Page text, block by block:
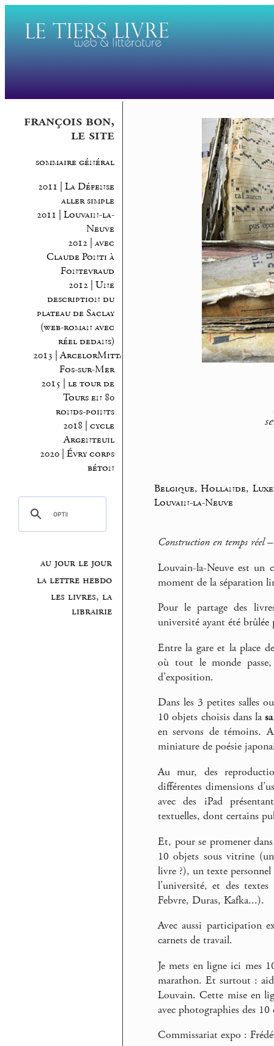
françois bon,
le site
sommaire général
2011 | La Défense
aller simple
2011 | Louvain-la-
Neuve
2012 | avec
Claude Ponti à
Fontevraud
2012 | Une
description du
plateau de Saclay
(web-roman avec
réel dedans)
2013 | ArcelorMittal
Fos-sur-Mer
2015 | le tour de
Tours en 80
ronds-points
2018 | cycle
Argenteuil
2020 | Évry corps
béton
au jour le jour
la lettre hebdo
les livres, la
librairie
Belgique, Hollande,
Louvain-la-Neuve
Construction en temps réel
Louvain-la-Neuve est un
moment de la séparation
Pour le partage des
université ayant été
Entre la gare et la place
où tout le monde
d’exposition.
Dans les 3 petites salles
10 objets choisis dans la
en servons de témoins.
miniature de poésie
Au mur, des
différentes dimensions
avec des iPad
textuelles, dont certains
Et, pour se promener
10 objets sous vitrine
livre ?), un texte
l’université, et des
Febvre, Duras, Kafka...).
Avec aussi participation
carnets de travail.
Je mets en ligne ici mes
marathon. Et surtout :
Louvain. Cette mise en
avec photographies des
Commissariat expo :